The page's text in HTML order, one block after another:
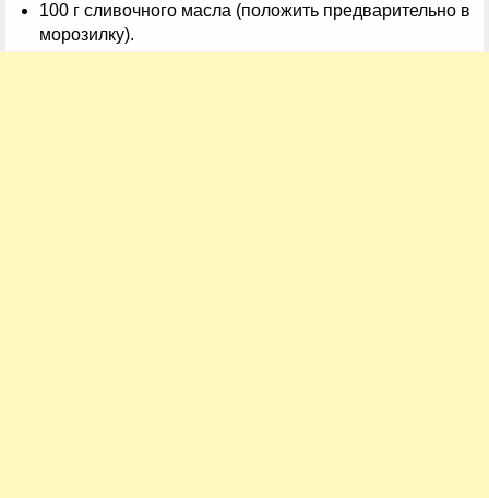
100 г сливочного масла (положить предварительно в
морозилку).